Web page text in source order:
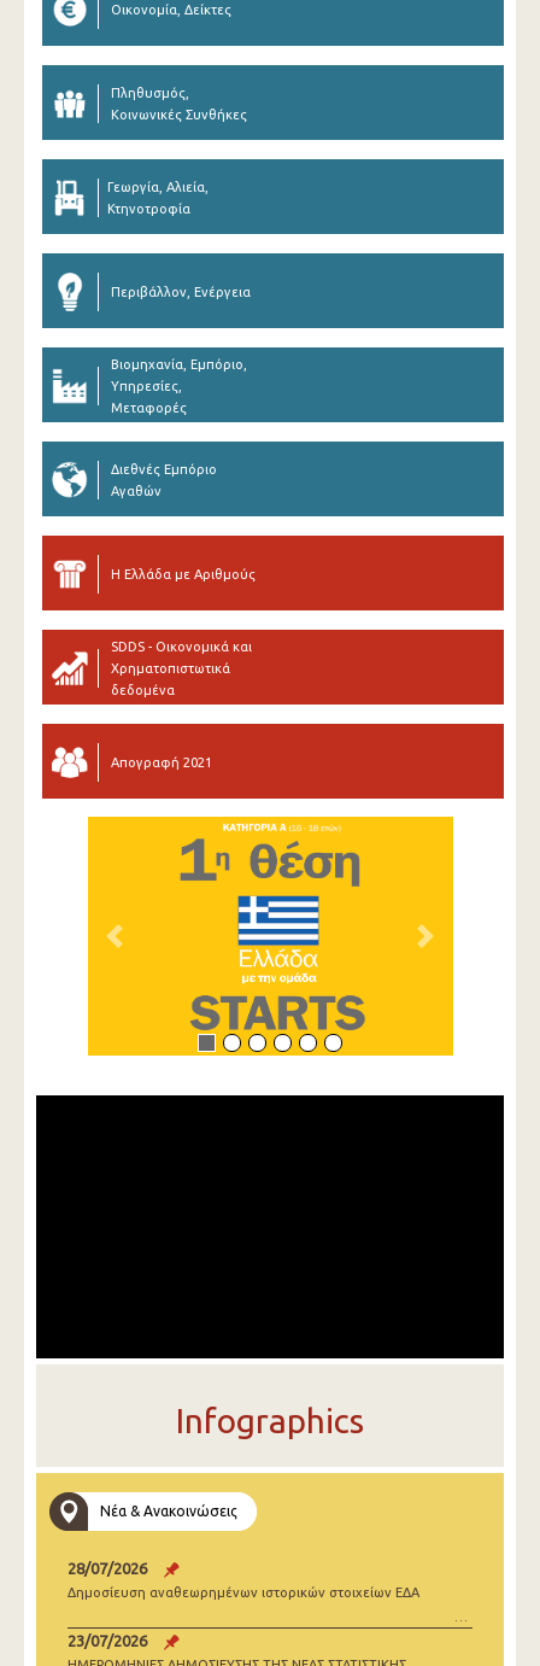
Οικονομία, Δείκτες
Πληθυσμός,
Κοινωνικές Συνθήκες
Γεωργία, Αλιεία,
Κτηνοτροφία
Περιβάλλον, Ενέργεια
Βιομηχανία, Εμπόριο,
Υπηρεσίες,
Μεταφορές
Διεθνές Εμπόριο
Αγαθών
Η Ελλάδα με Αριθμούς
SDDS - Οικονομικά και
Χρηματοπιστωτικά
δεδομένα
Απογραφή 2021
Previous Next
Infographics
Νέα & Ανακοινώσεις
28/07/2026
Δημοσίευση αναθεωρημένων ιστορικών στοιχείων ΕΔΑ
23/07/2026